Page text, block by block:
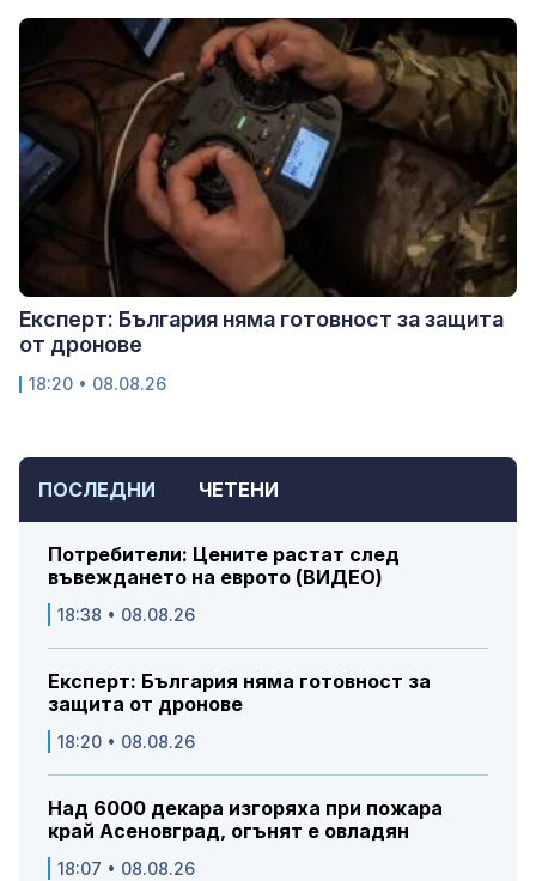
ПОСЛЕДНИ ЧЕТЕНИ
Потребители: Цените растат след
въвеждането на еврото (ВИДЕО)
18:38 • 08.08.26
Експерт: България няма готовност за
защита от дронове
18:20 • 08.08.26
Над 6000 декара изгоряха при пожара
край Асеновград, огънят е овладян
18:07 • 08.08.26
Експерт: България няма готовност за защита
от дронове
18:20 • 08.08.26